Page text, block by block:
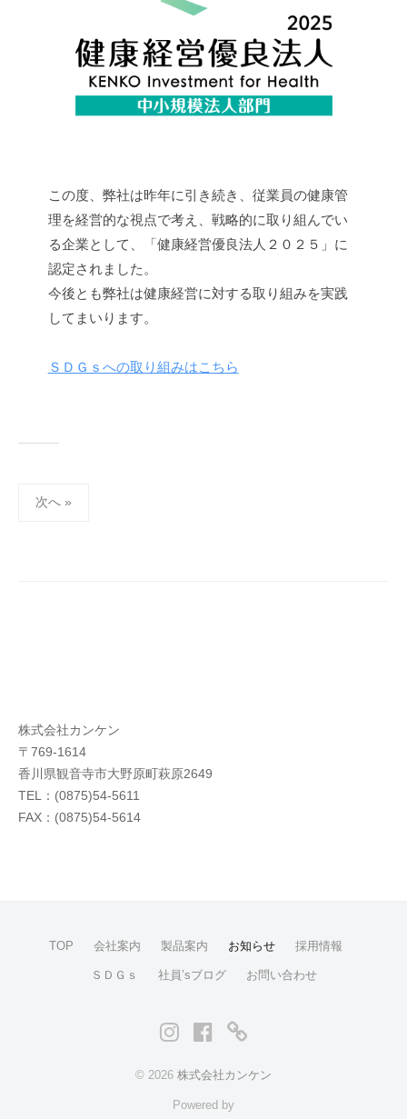
この度、弊社は昨年に引き続き、従業員の健康管
理を経営的な視点で考え、戦略的に取り組んでい
る企業として、「健康経営優良法人２０２５」に
認定されました。
今後とも弊社は健康経営に対する取り組みを実践
してまいります。
ＳＤＧｓへの取り組みはこちら
次へ »
株式会社カンケン
〒769-1614
香川県観音寺市大野原町萩原2649
TEL：(0875)54-5611
FAX：(0875)54-5614
TOP 会社案内 製品案内 お知らせ 採用情報
ＳＤＧｓ 社員’sブログ お問い合わせ
InstagramFacebook
© 2026 株式会社カンケン
Powered by